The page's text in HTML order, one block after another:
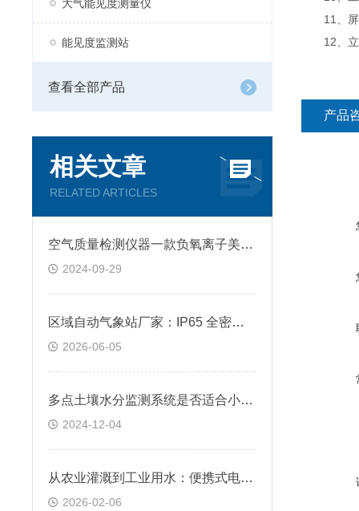
大气能见度测量仪
能见度监测站
查看全部产品
相关文章
RELATED ARTICLES
空气质量检测仪器一款负氧离子美如画的负氧离子监测站(清新视野)
2024-09-29
区域自动气象站厂家：IP65 全密封防护，露天野外耐高低温全天候工作
2026-06-05
多点土壤水分监测系统是否适合小型农田？
2024-12-04
从农业灌溉到工业用水：便携式电导率测定仪，全面满足多样监测需求
2026-02-06
11、屏幕
12、立杆
产品